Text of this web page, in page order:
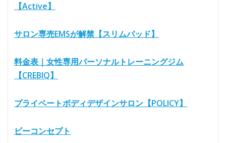
【Active】
サロン専売EMSが解禁【スリムパッド】
料金表｜女性専用パーソナルトレーニングジム
【CREBIQ】
プライベートボディデザインサロン【POLICY】
ビーコンセプト